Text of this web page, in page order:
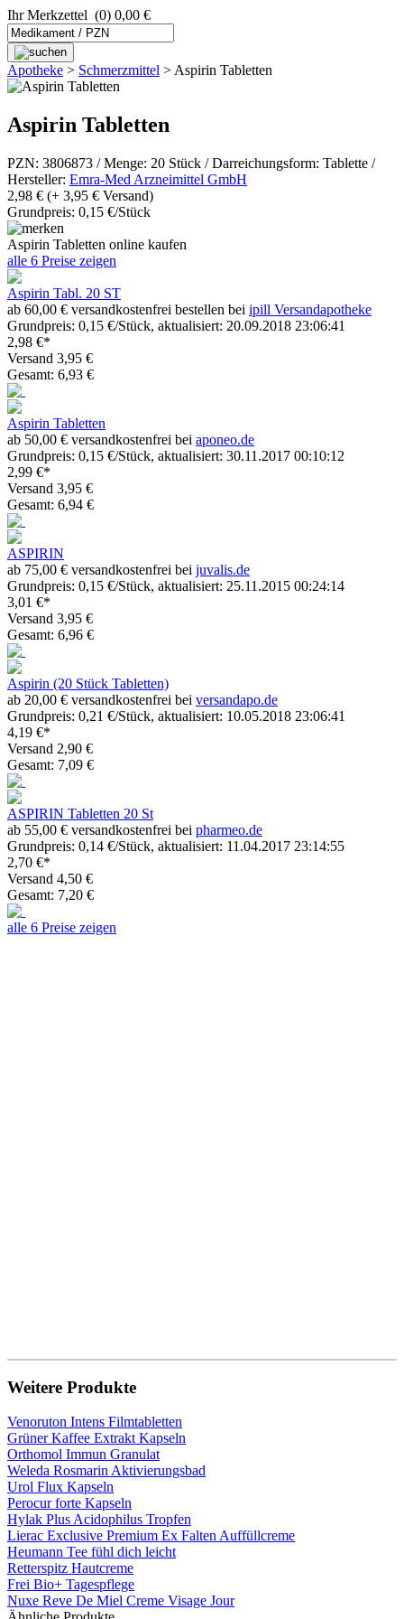
Ihr Merkzettel (0) 0,00 €
Apotheke > Schmerzmittel > Aspirin Tabletten
Aspirin Tabletten
PZN: 3806873 / Menge: 20 Stück / Darreichungsform: Tablette /
Hersteller: Emra-Med Arzneimittel GmbH
2,98 € (+ 3,95 € Versand)
Grundpreis: 0,15 €/Stück
Aspirin Tabletten online kaufen
alle 6 Preise zeigen
Aspirin Tabl. 20 ST
ab 60,00 € versandkostenfrei bestellen bei ipill Versandapotheke
Grundpreis: 0,15 €/Stück, aktualisiert: 20.09.2018 23:06:41
2,98 €*
Versand 3,95 €
Gesamt: 6,93 €
Aspirin Tabletten
ab 50,00 € versandkostenfrei bei aponeo.de
Grundpreis: 0,15 €/Stück, aktualisiert: 30.11.2017 00:10:12
2,99 €*
Versand 3,95 €
Gesamt: 6,94 €
ASPIRIN
ab 75,00 € versandkostenfrei bei juvalis.de
Grundpreis: 0,15 €/Stück, aktualisiert: 25.11.2015 00:24:14
3,01 €*
Versand 3,95 €
Gesamt: 6,96 €
Aspirin (20 Stück Tabletten)
ab 20,00 € versandkostenfrei bei versandapo.de
Grundpreis: 0,21 €/Stück, aktualisiert: 10.05.2018 23:06:41
4,19 €*
Versand 2,90 €
Gesamt: 7,09 €
ASPIRIN Tabletten 20 St
ab 55,00 € versandkostenfrei bei pharmeo.de
Grundpreis: 0,14 €/Stück, aktualisiert: 11.04.2017 23:14:55
2,70 €*
Versand 4,50 €
Gesamt: 7,20 €
alle 6 Preise zeigen
Weitere Produkte
Venoruton Intens Filmtabletten
Grüner Kaffee Extrakt Kapseln
Orthomol Immun Granulat
Weleda Rosmarin Aktivierungsbad
Urol Flux Kapseln
Perocur forte Kapseln
Hylak Plus Acidophilus Tropfen
Lierac Exclusive Premium Ex Falten Auffüllcreme
Heumann Tee fühl dich leicht
Retterspitz Hautcreme
Frei Bio+ Tagespflege
Nuxe Reve De Miel Creme Visage Jour